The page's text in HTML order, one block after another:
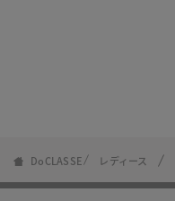
DoCLASSE レディース